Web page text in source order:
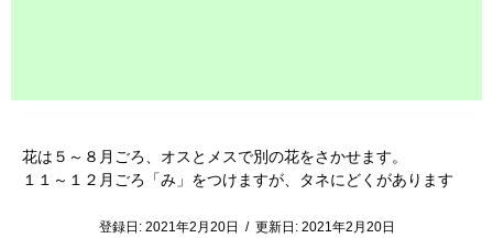
花は５～８月ごろ、オスとメスで別の花をさかせます。
１１～１２月ごろ「み」をつけますが、タネにどくがあります
登録日: 2021年2月20日 / 更新日: 2021年2月20日